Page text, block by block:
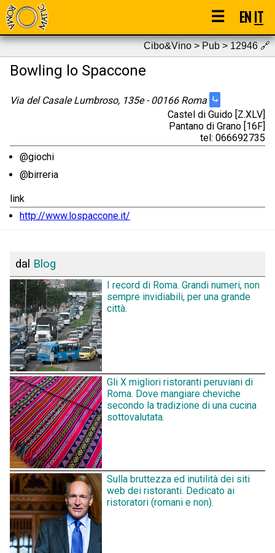
☰ ENIT
Cibo&Vino > Pub > 12946🔗
Bowling lo Spaccone
Via del Casale Lumbroso, 135e - 00166 Roma ⤷
Castel di Guido [Z.XLV]
Pantano di Grano [16F]
tel: 066692735
@giochi
@birreria
link
http://www.lospaccone.it/
dal Blog
I record di Roma. Grandi numeri, non
sempre invidiabili, per una grande
città.
Gli X migliori ristoranti peruviani di
Roma. Dove mangiare cheviche
secondo la tradizione di una cucina
sottovalutata.
Sulla bruttezza ed inutilità dei siti
web dei ristoranti. Dedicato ai
ristoratori (romani e non).